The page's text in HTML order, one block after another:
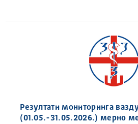
Резултати мониторинга
(01.05.-31.05.2026.) мерно